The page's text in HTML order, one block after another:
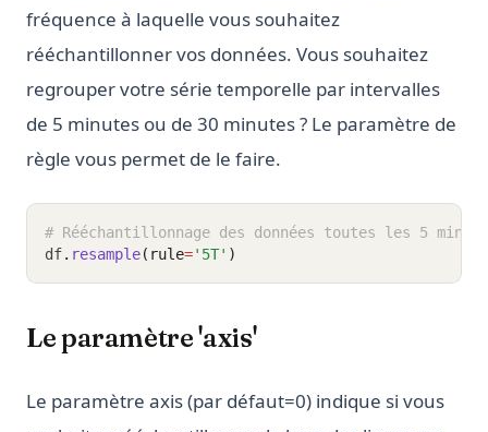
fréquence à laquelle vous souhaitez
rééchantillonner vos données. Vous souhaitez
regrouper votre série temporelle par intervalles
de 5 minutes ou de 30 minutes ? Le paramètre de
règle vous permet de le faire.
# Rééchantillonnage des données toutes les 5
df. resample(rule='5T' )
Le paramètre 'axis'
Le paramètre axis (par défaut=0) indique si vous